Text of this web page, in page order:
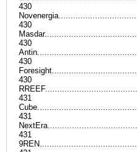
430
430
430
430
430
431
431
431